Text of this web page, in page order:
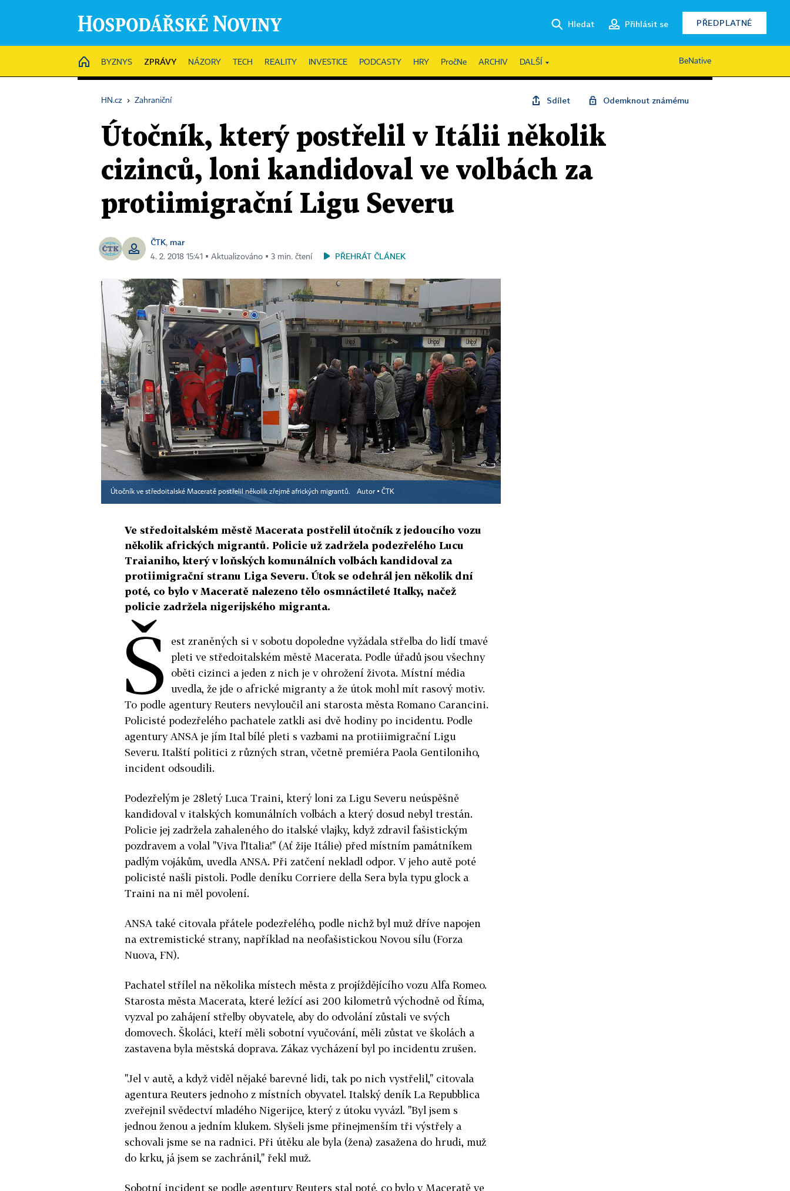
Hledat Přihlásit se PŘEDPLATNÉ
HOME
BYZNYS ZPRÁVY NÁZORY TECH REALITY INVESTICE PODCASTY HRY PročNe ARCHIV DALŠÍ BeNative
HN.cz › Zahraniční Sdílet Odemknout známému
Útočník, který postřelil v Itálii několik
cizinců, loni kandidoval ve volbách za
protiimigrační Ligu Severu
ČTK, mar
4. 2. 2018 15:41 ▪ Aktualizováno ▪ 3 min. čtení PŘEHRÁT ČLÁNEK
Útočník ve středoitalské Maceratě postřelil několik zřejmě afrických migrantů. Autor ▪ ČTK
Ve středoitalském městě Macerata postřelil útočník z jedoucího vozu
několik afrických migrantů. Policie už zadržela podezřelého Lucu
Traianiho, který v loňských komunálních volbách kandidoval za
protiimigrační stranu Liga Severu. Útok se odehrál jen několik dní
poté, co bylo v Maceratě nalezeno tělo osmnáctileté Italky, načež
policie zadržela nigerijského migranta.
Š
est zraněných si v sobotu dopoledne vyžádala střelba do lidí tmavé
pleti ve středoitalském městě Macerata. Podle úřadů jsou všechny
oběti cizinci a jeden z nich je v ohrožení života. Místní média
uvedla, že jde o africké migranty a že útok mohl mít rasový motiv.
To podle agentury Reuters nevyloučil ani starosta města Romano Carancini.
Policisté podezřelého pachatele zatkli asi dvě hodiny po incidentu. Podle
agentury ANSA je jím Ital bílé pleti s vazbami na protiiimigrační Ligu
Severu. Italští politici z různých stran, včetně premiéra Paola Gentiloniho,
incident odsoudili.
Podezřelým je 28letý Luca Traini, který loni za Ligu Severu neúspěšně
kandidoval v italských komunálních volbách a který dosud nebyl trestán.
Policie jej zadržela zahaleného do italské vlajky, když zdravil fašistickým
pozdravem a volal "Viva l’Italia!" (Ať žije Itálie) před místním památníkem
padlým vojákům, uvedla ANSA. Při zatčení nekladl odpor. V jeho autě poté
policisté našli pistoli. Podle deníku Corriere della Sera byla typu glock a
Traini na ni měl povolení.
ANSA také citovala přátele podezřelého, podle nichž byl muž dříve napojen
na extremistické strany, například na neofašistickou Novou sílu (Forza
Nuova, FN).
Pachatel střílel na několika místech města z projíždějícího vozu Alfa Romeo.
Starosta města Macerata, které ležící asi 200 kilometrů východně od Říma,
vyzval po zahájení střelby obyvatele, aby do odvolání zůstali ve svých
domovech. Školáci, kteří měli sobotní vyučování, měli zůstat ve školách a
zastavena byla městská doprava. Zákaz vycházení byl po incidentu zrušen.
"Jel v autě, a když viděl nějaké barevné lidi, tak po nich vystřelil," citovala
agentura Reuters jednoho z místních obyvatel. Italský deník La Repubblica
zveřejnil svědectví mladého Nigerijce, který z útoku vyvázl. "Byl jsem s
jednou ženou a jedním klukem. Slyšeli jsme přinejmenším tři výstřely a
schovali jsme se na radnici. Při útěku ale byla (žena) zasažena do hrudi, muž
do krku, já jsem se zachránil," řekl muž.
Sobotní incident se podle agentury Reuters stal poté, co bylo v Maceratě ve